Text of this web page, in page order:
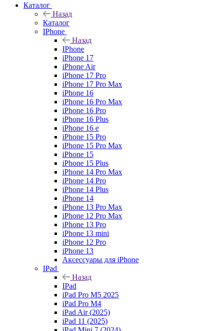
Каталог
Назад
Каталог
IPhone
Назад
IPhone
iPhone 17
iPhone Air
iPhone 17 Pro
iPhone 17 Pro Max
iPhone 16
iPhone 16 Pro Max
iPhone 16 Pro
iPhone 16 Plus
iPhone 16 e
iPhone 15 Pro
iPhone 15 Pro Max
iPhone 15
iPhone 15 Plus
iPhone 14 Pro Max
iPhone 14 Pro
iPhone 14 Plus
iPhone 14
iPhone 13 Pro Max
iPhone 12 Pro Max
iPhone 13 Pro
iPhone 13 mini
iPhone 12 Pro
iPhone 13
Аксессуары для iPhone
IPad
Назад
IPad
iPad Pro M5 2025
iPad Pro M4
iPad Air (2025)
iPad 11 (2025)